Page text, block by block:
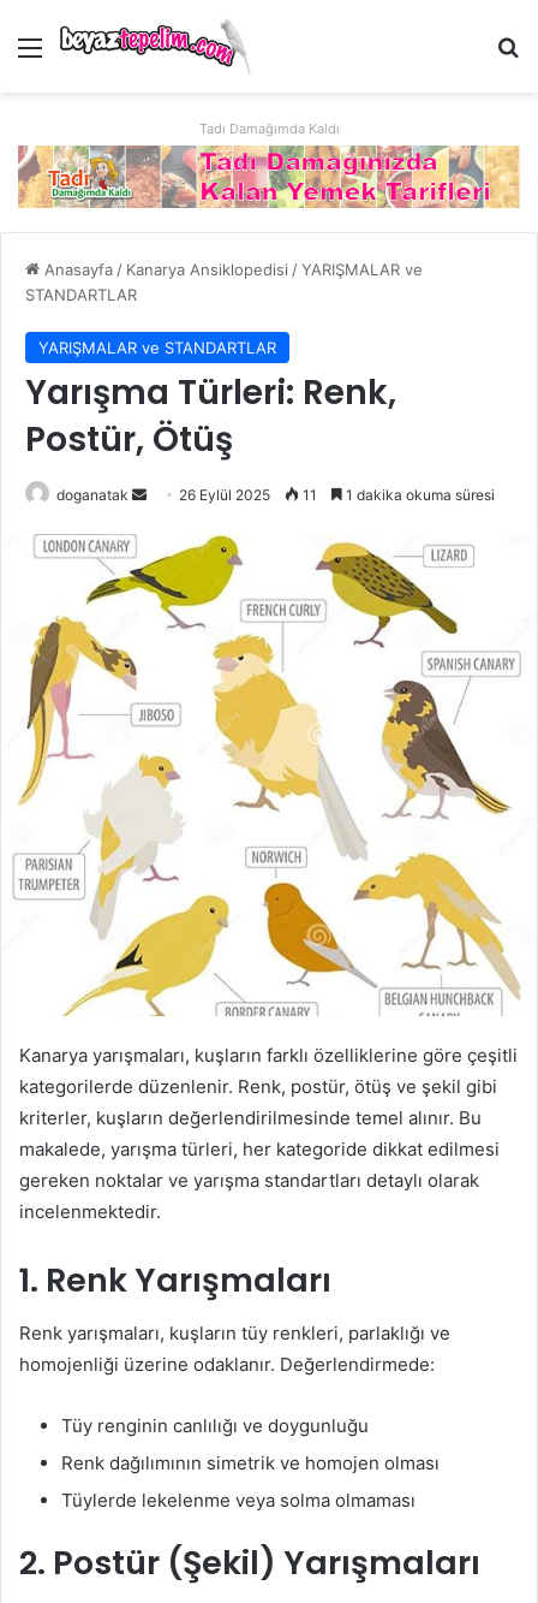
Menü
Tadı Damağımda Kaldı
Anasayfa / Kanarya Ansiklopedisi /YARIŞMALAR ve
STANDARTLAR
YARIŞMALAR ve STANDARTLAR
Yarışma Türleri: Renk,
Postür, Ötüş
doganatak
Bir
posta
göndermek
26 Eylül 2025 11 1 dakika okuma süresi
Kanarya yarışmaları, kuşların farklı özelliklerine göre çeşitli
kategorilerde düzenlenir. Renk, postür, ötüş ve şekil gibi
kriterler, kuşların değerlendirilmesinde temel alınır. Bu
makalede, yarışma türleri, her kategoride dikkat edilmesi
gereken noktalar ve yarışma standartları detaylı olarak
incelenmektedir.
1. Renk Yarışmaları
Renk yarışmaları, kuşların tüy renkleri, parlaklığı ve
homojenliği üzerine odaklanır. Değerlendirmede:
Tüy renginin canlılığı ve doygunluğu
Renk dağılımının simetrik ve homojen olması
Tüylerde lekelenme veya solma olmaması
2. Postür (Şekil) Yarışmaları